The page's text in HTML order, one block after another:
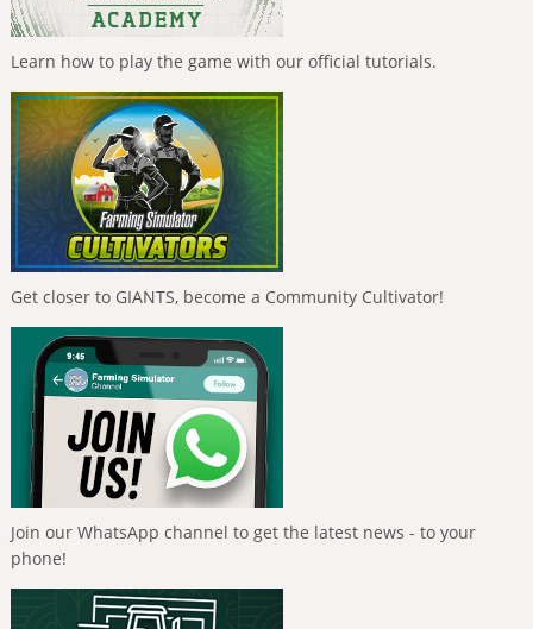
Learn how to play the game with our official tutorials.
Get closer to GIANTS, become a Community Cultivator!
Join our WhatsApp channel to get the latest news - to your
phone!